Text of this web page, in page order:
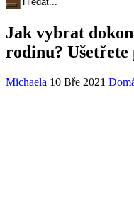
Jak vybrat
rodinu? Ušetřete
Michaela 10 Bře 2021